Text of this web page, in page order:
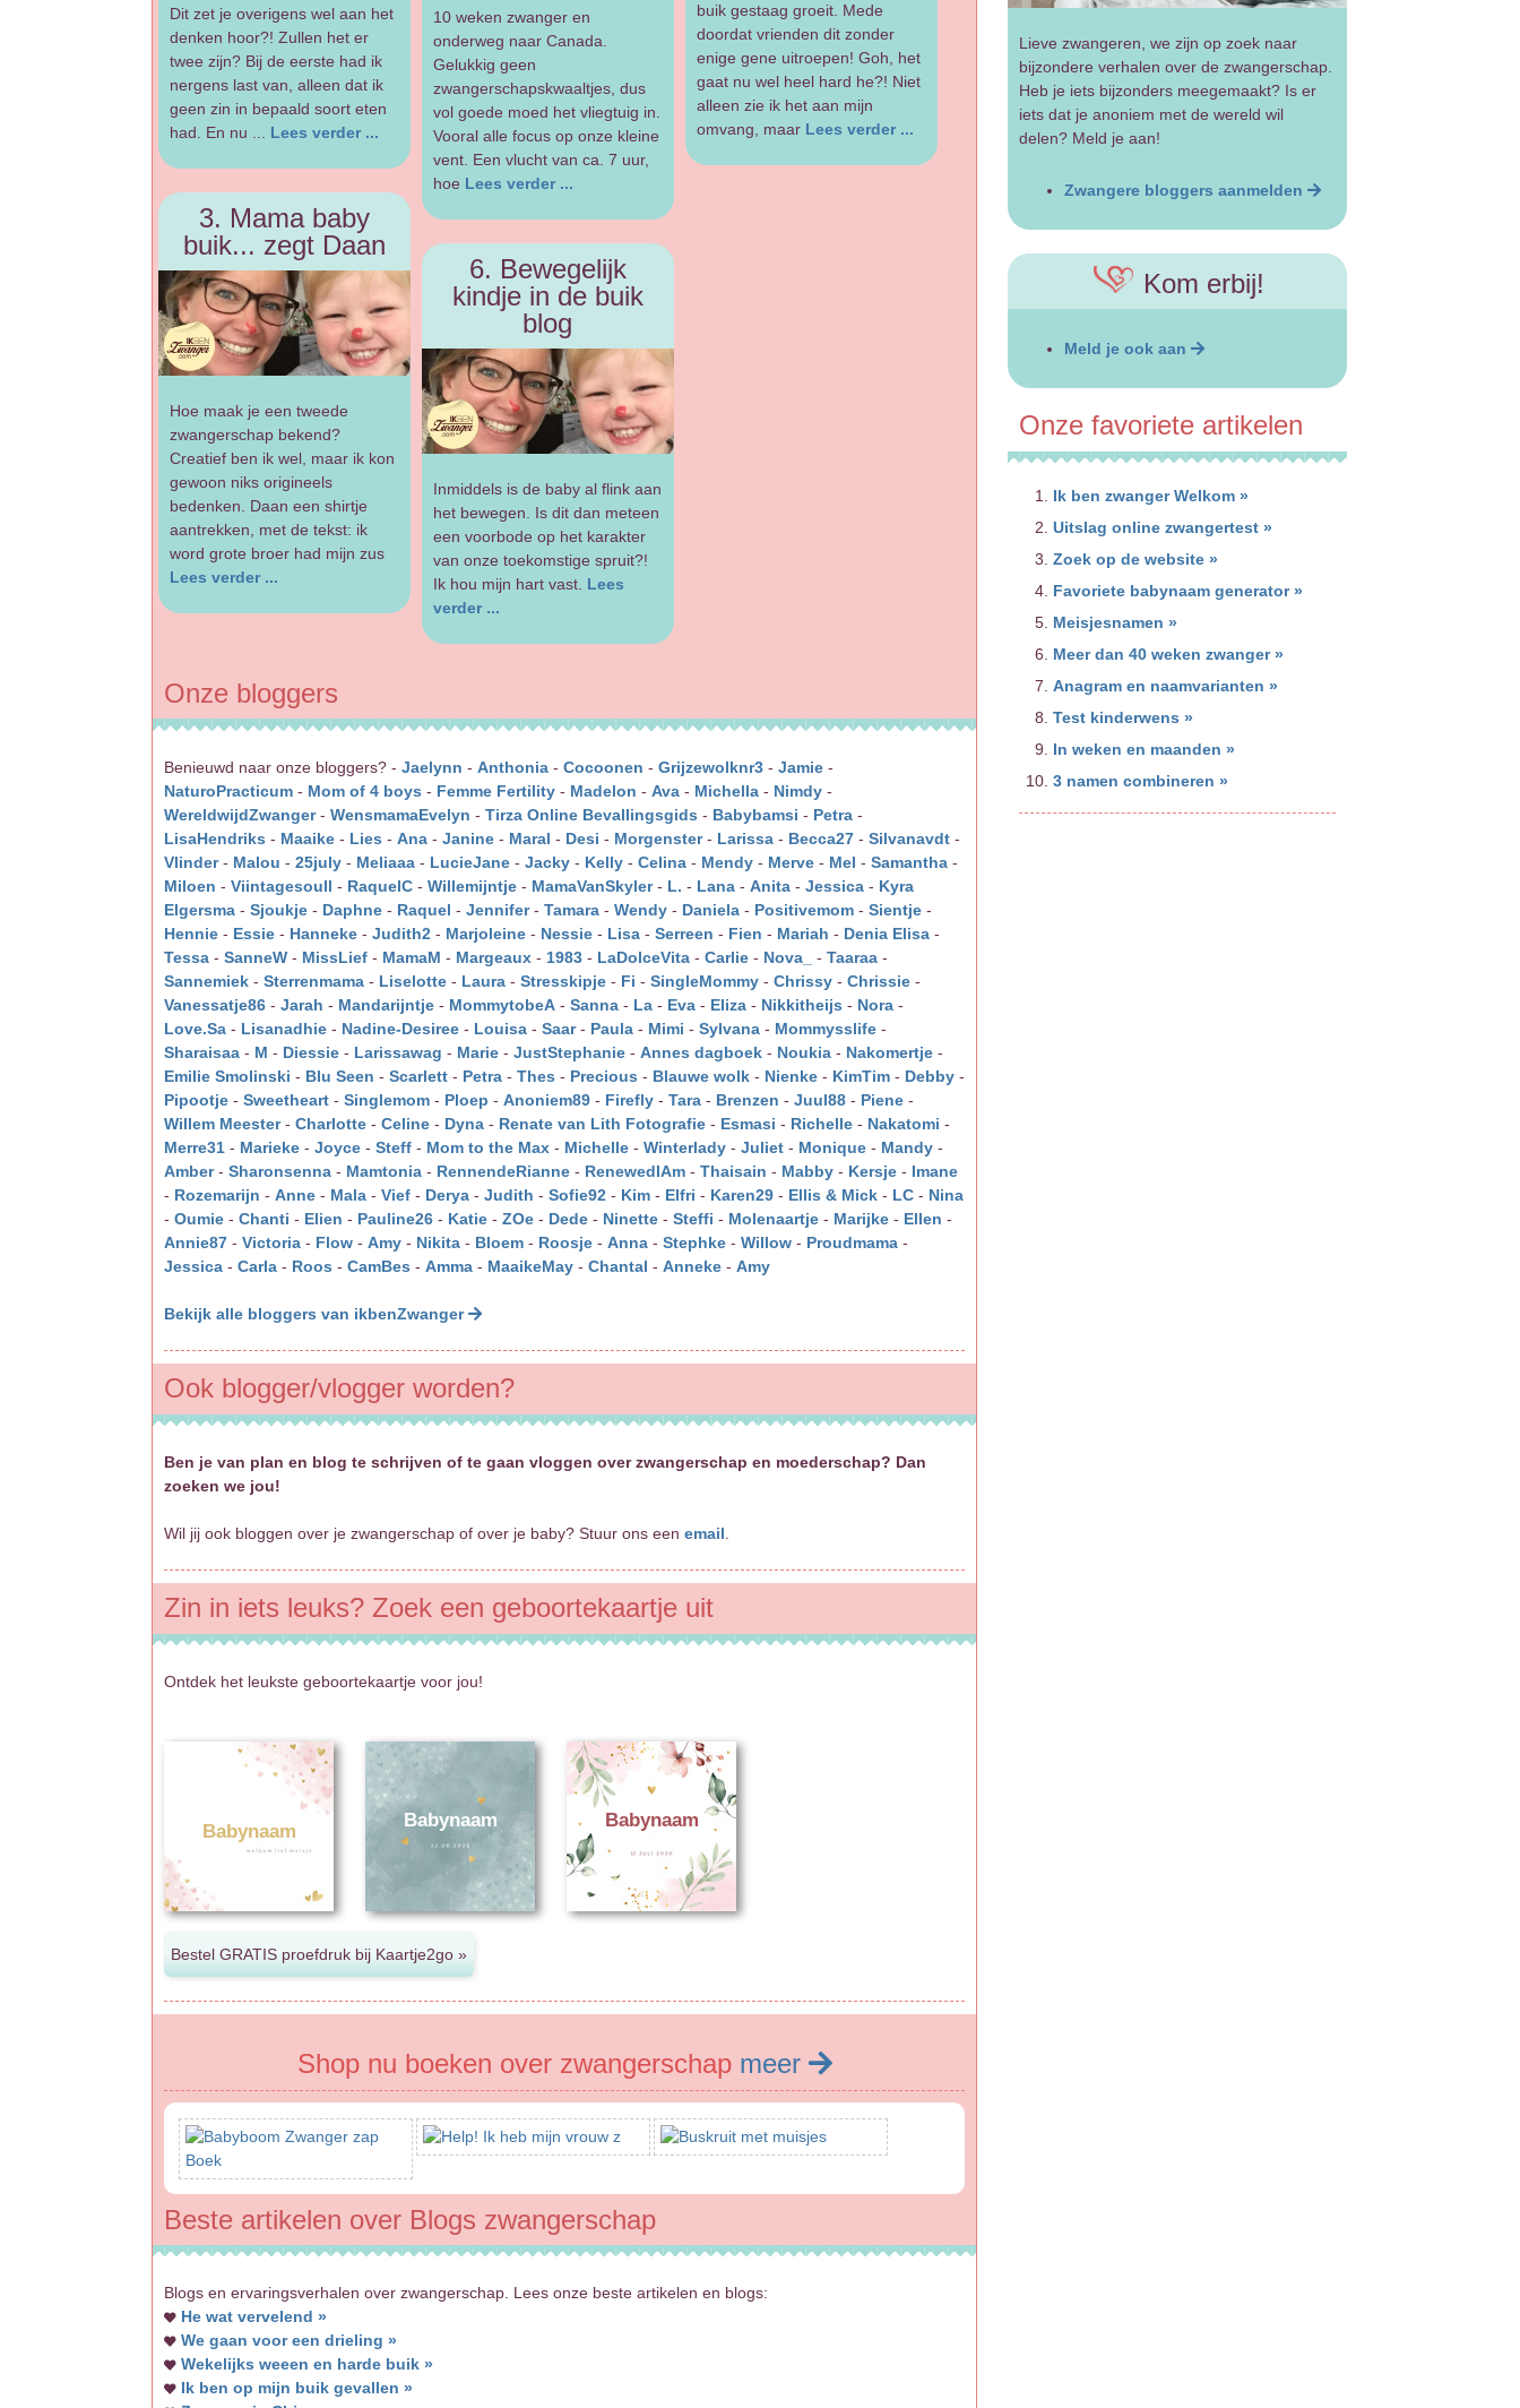
Dit zet je overigens wel aan het
denken hoor?! Zullen het er
twee zijn? Bij de eerste had ik
nergens last van, alleen dat ik
geen zin in bepaald soort eten
had. En nu ... Lees verder ...
3. Mama baby
buik... zegt Daan
Hoe maak je een tweede
zwangerschap bekend?
Creatief ben ik wel, maar ik kon
gewoon niks origineels
bedenken. Daan een shirtje
aantrekken, met de tekst: ik
word grote broer had mijn zus
Lees verder ...
10 weken zwanger en
onderweg naar Canada.
Gelukkig geen
zwangerschapskwaaltjes, dus
vol goede moed het vliegtuig in.
Vooral alle focus op onze kleine
vent. Een vlucht van ca. 7 uur,
hoe Lees verder ...
6. Bewegelijk
kindje in de buik
blog
Inmiddels is de baby al flink aan
het bewegen. Is dit dan meteen
een voorbode op het karakter
van onze toekomstige spruit?!
Ik hou mijn hart vast. Lees
verder ...
buik gestaag groeit. Mede
doordat vrienden dit zonder
enige gene uitroepen! Goh, het
gaat nu wel heel hard he?! Niet
alleen zie ik het aan mijn
omvang, maar Lees verder ...
Onze bloggers
Benieuwd naar onze bloggers? - Jaelynn - Anthonia - Cocoonen - Grijzewolknr3 - Jamie -
NaturoPracticum - Mom of 4 boys - Femme Fertility - Madelon - Ava - Michella - Nimdy -
WereldwijdZwanger- WensmamaEvelyn - Tirza Online Bevallingsgids - Babybamsi - Petra -
LisaHendriks - Maaike - Lies - Ana - Janine - Maral - Desi - Morgenster- Larissa - Becca27 - Silvanavdt -
Vlinder- Malou - 25july - Meliaaa - LucieJane - Jacky - Kelly - Celina - Mendy - Merve - Mel - Samantha -
Miloen - Viintagesoull - RaquelC - Willemijntje - MamaVanSkyler- L. - Lana - Anita - Jessica - Kyra
Elgersma - Sjoukje - Daphne - Raquel - Jennifer- Tamara - Wendy - Daniela - Positivemom - Sientje -
Hennie - Essie - Hanneke - Judith2 - Marjoleine - Nessie - Lisa - Serreen - Fien - Mariah - Denia Elisa -
Tessa - SanneW - MissLief - MamaM - Margeaux - 1983 - LaDolceVita - Carlie - Nova_ - Taaraa -
Sannemiek - Sterrenmama - Liselotte - Laura - Stresskipje - Fi - SingleMommy - Chrissy - Chrissie -
Vanessatje86 - Jarah - Mandarijntje - MommytobeA - Sanna - La - Eva - Eliza - Nikkitheijs - Nora -
Love.Sa - Lisanadhie - Nadine-Desiree - Louisa - Saar- Paula - Mimi - Sylvana - Mommysslife -
Sharaisaa - M - Diessie - Larissawag - Marie - JustStephanie - Annes dagboek - Noukia - Nakomertje -
Emilie Smolinski - Blu Seen - Scarlett - Petra - Thes - Precious - Blauwe wolk - Nienke - KimTim - Debby -
Pipootje - Sweetheart - Singlemom - Ploep - Anoniem89 - Firefly - Tara - Brenzen - Juul88 - Piene -
Willem Meester- Charlotte - Celine - Dyna - Renate van Lith Fotografie - Esmasi - Richelle - Nakatomi -
Merre31 - Marieke - Joyce - Steff - Mom to the Max - Michelle - Winterlady - Juliet - Monique - Mandy -
Amber- Sharonsenna - Mamtonia - RennendeRianne - RenewedIAm - Thaisain - Mabby - Kersje - Imane
- Rozemarijn - Anne - Mala - Vief - Derya - Judith - Sofie92 - Kim - Elfri - Karen29 - Ellis & Mick - LC - Nina
- Oumie - Chanti - Elien - Pauline26 - Katie - ZOe - Dede - Ninette - Steffi - Molenaartje - Marijke - Ellen -
Annie87 - Victoria - Flow - Amy - Nikita - Bloem - Roosje - Anna - Stephke - Willow - Proudmama -
Jessica - Carla - Roos - CamBes - Amma - MaaikeMay - Chantal - Anneke - Amy
Bekijk alle bloggers van ikbenZwanger
Ook blogger/vlogger worden?
Ben je van plan en blog te schrijven of te gaan vloggen over zwangerschap en moederschap? Dan
zoeken we jou!
Wil jij ook bloggen over je zwangerschap of over je baby? Stuur ons een email
Zin in iets leuks? Zoek een geboortekaartje uit
Ontdek het leukste geboortekaartje voor jou!
Babynaam
Babynaam Babynaam
Shop nu boeken over zwangerschap meer
Beste artikelen over Blogs zwangerschap
Blogs en ervaringsverhalen over zwangerschap. Lees onze beste artikelen en blogs:
He wat vervelend »
We gaan voor een drieling »
Wekelijks weeen en harde buik »
Ik ben op mijn buik gevallen »
Lieve zwangeren, we zijn op zoek naar
bijzondere verhalen over de zwangerschap.
Heb je iets bijzonders meegemaakt? Is er
iets dat je anoniem met de wereld wil
delen? Meld je aan!
Zwangere bloggers aanmelden
Kom erbij!
Meld je ook aan
Onze favoriete artikelen
Ik ben zwanger Welkom »
Uitslag online zwangertest »
Zoek op de website »
Favoriete babynaam generator »
Meisjesnamen »
Meer dan 40 weken zwanger »
Anagram en naamvarianten »
Test kinderwens »
In weken en maanden »
3 namen combineren »